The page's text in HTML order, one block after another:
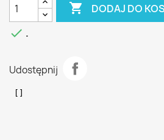
 DODAJ DO
 .
Udostępnij